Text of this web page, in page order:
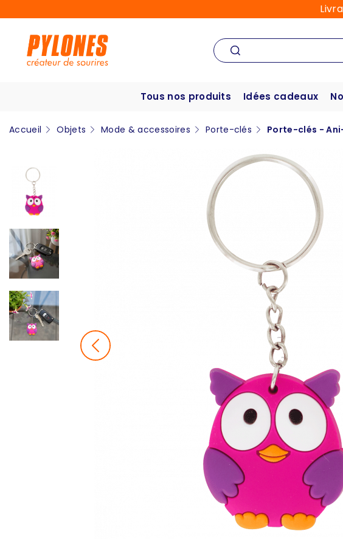
Tous nos produits Idées cadeaux
Accueil Objets Mode & accessoires Porte-clés Porte-clés -